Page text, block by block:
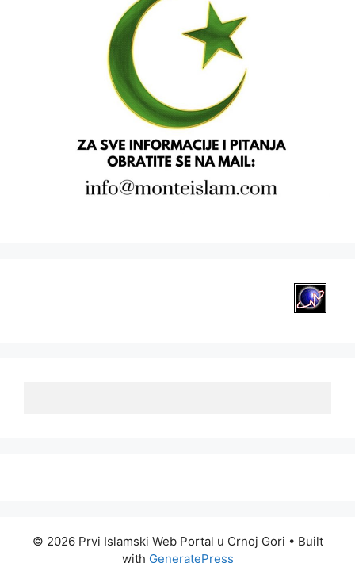
© 2026 Prvi Islamski Web Portal u Crnoj Gori • Built
with GeneratePress